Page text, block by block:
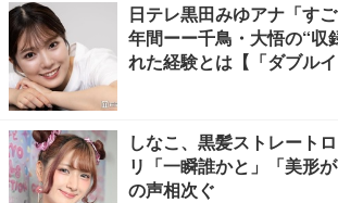
日テレ黒田みゆアナ「す
年間ーー千鳥・大悟の“収
れた経験とは【「ダブル
しなこ、黒髪ストレート
リ「一瞬誰かと」「美形
の声相次ぐ